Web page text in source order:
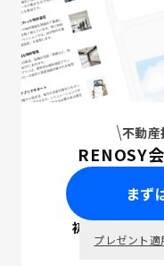
不動
RENOSY
まず
初回面談で
プレゼント適